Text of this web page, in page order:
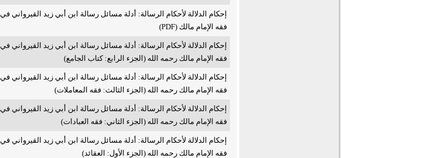
إحكام الدلالة لأحكام الرسالة: أدلة مسائل رسالة ابن أبي زيد القيرواني في
فقه الإمام مالك (PDF)
إحكام الدلالة لأحكام الرسالة: أدلة مسائل رسالة ابن أبي زيد القيرواني في
فقه الإمام مالك رحمه الله (الجزء الرابع: كتاب الجامع)
إحكام الدلالة لأحكام الرسالة: أدلة مسائل رسالة ابن أبي زيد القيرواني في
فقه الإمام مالك رحمه الله (الجزء الثالث: فقه المعاملات)
إحكام الدلالة لأحكام الرسالة: أدلة مسائل رسالة ابن أبي زيد القيرواني في
فقه الإمام مالك رحمه الله (الجزء الثاني: فقه العبادات)
إحكام الدلالة لأحكام الرسالة: أدلة مسائل رسالة ابن أبي زيد القيرواني في
فقه الإمام مالك رحمه الله (الجزء الأول: العقائد)